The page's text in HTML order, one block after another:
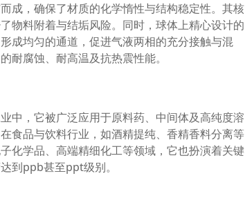
成，确保了材质的化学惰性与结构稳定性。其核
物料附着与结垢风险。同时，球体上精心设计的
成均匀的通道，促进气液两相的充分接触与混
耐腐蚀、耐高温及抗热震性能。
中，它被广泛应用于原料药、中间体及高纯度溶
食品与饮料行业，如酒精提纯、香精香料分离等
化学品、高端精细化工等领域，它也扮演着关键
到ppb甚至ppt级别。